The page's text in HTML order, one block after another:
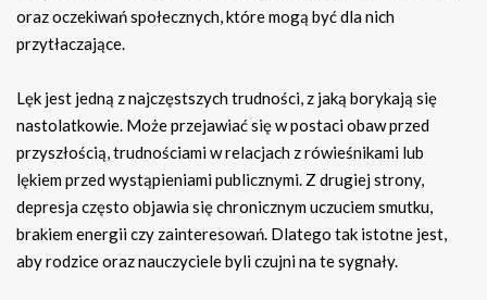
oraz oczekiwań społecznych, które mogą być dla nich
przytłaczające.
Lęk jest jedną z najczęstszych trudności, z jaką borykają się
nastolatkowie. Może przejawiać się w postaci obaw przed
przyszłością, trudnościami w relacjach z rówieśnikami lub
lękiem przed wystąpieniami publicznymi. Z drugiej strony,
depresja często objawia się chronicznym uczuciem smutku,
brakiem energii czy zainteresowań. Dlatego tak istotne jest,
aby rodzice oraz nauczyciele byli czujni na te sygnały.